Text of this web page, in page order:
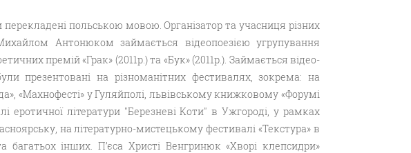
польською мовою. Організатор та учасниця різних
Антонюком займається відеопоезією угрупування
премій «Грак» (2011р.) та «Бук» (2011р.). Займається відео-
презентовані на різноманітних фестивалях, зокрема: на
«Махнофесті» у Гуляйполі, львівському книжковому «Форумі
еротичної літератури "Березневі Коти" в Ужгороді, у рамках
на літературно-мистецькому фестивалі «Текстура» в
багатьох інших. П’єса Христі Венгринюк «Хворі клепсидри»